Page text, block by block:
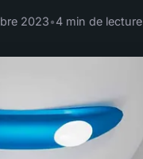
2023•4 min de lecture